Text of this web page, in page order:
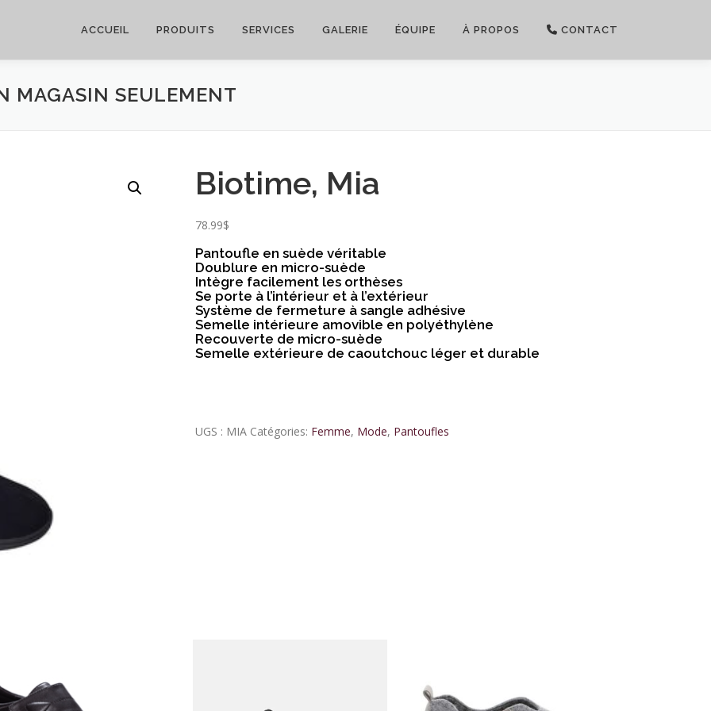
ACCUEIL PRODUITS SERVICES GALERIE ÉQUIPE À PROPOS CONTACT
MAGASIN SEULEMENT
Biotime, Mia
78.99$
Pantoufle en suède véritable
Doublure en micro-suède
Intègre facilement les orthèses
Se porte à l’intérieur et à l’extérieur
Système de fermeture à sangle adhésive
Semelle intérieure amovible en polyéthylène
Recouverte de micro-suède
Semelle extérieure de caoutchouc léger et durable
UGS : MIA Catégories: Femme, Mode, Pantoufles